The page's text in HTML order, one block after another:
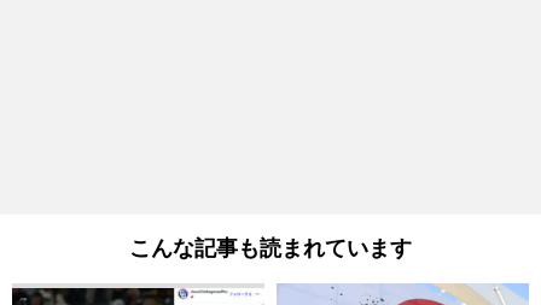
こんな記事も読まれています